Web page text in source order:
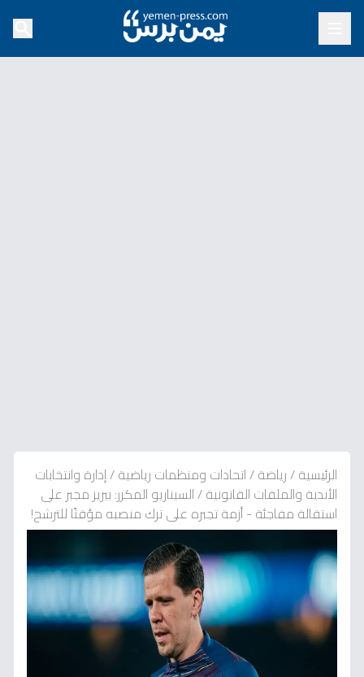
الرئيسية/رياضة/اتحادات ومنظمات رياضية/إدارة وانتخابات
الأندية والملفات القانونية/السيناريو المكرر: بيريز مجبر على
استقالة مفاجئة - أزمة تجبره على ترك منصبه مؤقتًا للترشح!